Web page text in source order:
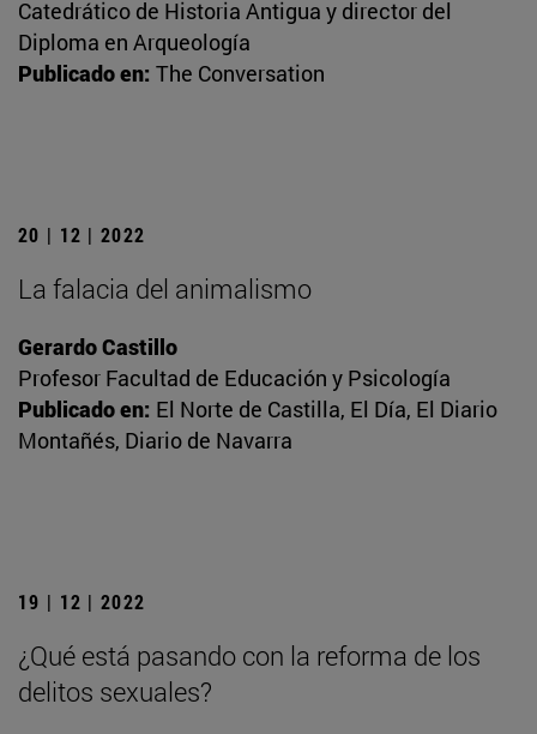
Catedrático de Historia Antigua y director del
Diploma en Arqueología
Publicado en: The Conversation
20 | 12 | 2022
La falacia del animalismo
Gerardo Castillo
Profesor Facultad de Educación y Psicología
Publicado en: El Norte de Castilla, El Día, El Diario
Montañés, Diario de Navarra
19 | 12 | 2022
¿Qué está pasando con la reforma de los
delitos sexuales?